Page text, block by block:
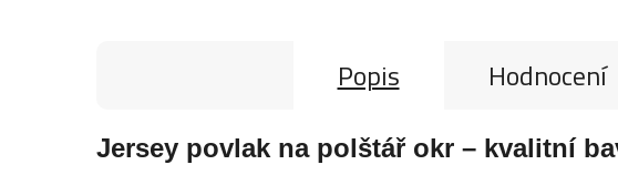
Popis Hodnocení
Jersey povlak na polštář okr – kvalitní